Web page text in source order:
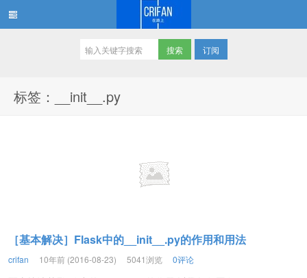
订阅
标签：__init__.py
［基本解决］Flask中的__init__.py的作用和用法
crifan 10年前 (2016-08-23) 5041浏览 0评论